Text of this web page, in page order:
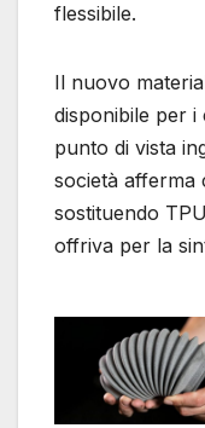
flessibile.
Il nuovo
disponibile per i
punto di vista
società afferma
sostituendo
offriva per la